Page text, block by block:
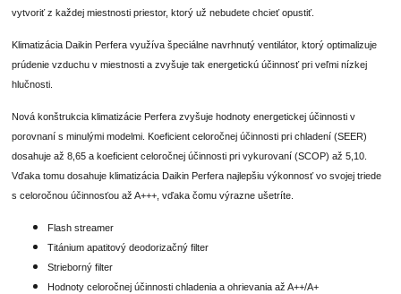
vytvoriť z každej miestnosti priestor, ktorý už nebudete chcieť opustiť.
Klimatizácia Daikin Perfera využíva špeciálne navrhnutý ventilátor, ktorý optimalizuje
prúdenie vzduchu v miestnosti a zvyšuje tak energetickú účinnosť pri veľmi nízkej
hlučnosti.
Nová konštrukcia klimatizácie Perfera zvyšuje hodnoty energetickej účinnosti v
porovnaní s minulými modelmi. Koeficient celoročnej účinnosti pri chladení (SEER)
dosahuje až 8,65 a koeficient celoročnej účinnosti pri vykurovaní (SCOP) až 5,10.
Vďaka tomu dosahuje klimatizácia Daikin Perfera najlepšiu výkonnosť vo svojej triede
s celoročnou účinnosťou až A+++, vďaka čomu výrazne ušetríte.
Flash streamer
Titánium apatitový deodorizačný filter
Strieborný filter
Hodnoty celoročnej účinnosti chladenia a ohrievania až A++/A+